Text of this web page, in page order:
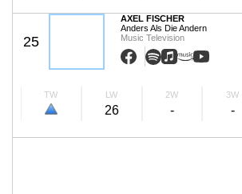
25
AXEL FISCHER
Anders Als Die Andern
Music Television
TW LW
26
2W
-
3W
-